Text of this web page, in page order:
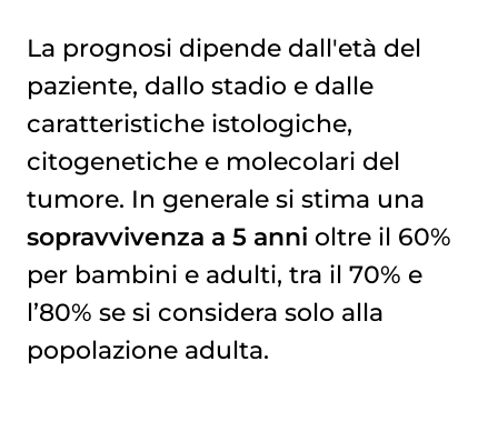
La prognosi dipende dall'età del
paziente, dallo stadio e dalle
caratteristiche istologiche,
citogenetiche e molecolari del
tumore. In generale si stima una
sopravvivenza a 5 anni oltre il 60%
per bambini e adulti, tra il 70% e
l’80% se si considera solo alla
popolazione adulta.